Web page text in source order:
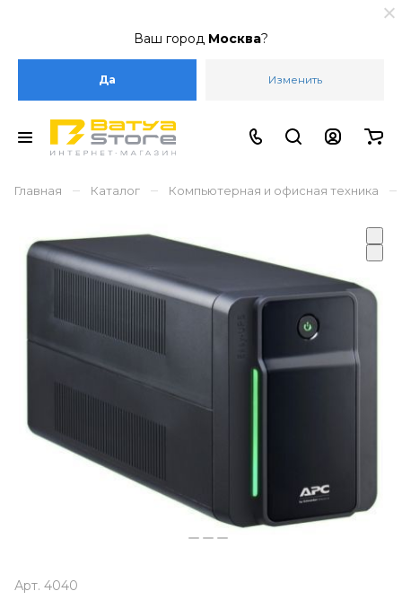
Ваш город Москва?
Да Изменить
Главная – Каталог – Компьютерная и офисная техника –
Арт. 4040